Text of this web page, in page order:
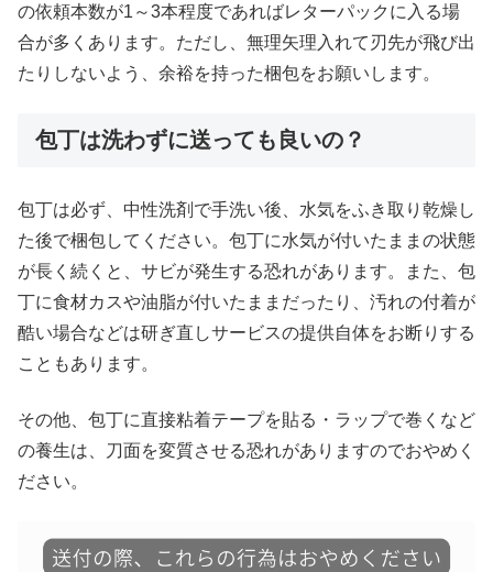
の依頼本数が1～3本程度であればレターパックに入る場
合が多くあります。ただし、無理矢理入れて刃先が飛び出
たりしないよう、余裕を持った梱包をお願いします。
包丁は洗わずに送っても良いの？
包丁は必ず、中性洗剤で手洗い後、水気をふき取り乾燥し
た後で梱包してください。包丁に水気が付いたままの状態
が長く続くと、サビが発生する恐れがあります。また、包
丁に食材カスや油脂が付いたままだったり、汚れの付着が
酷い場合などは研ぎ直しサービスの提供自体をお断りする
こともあります。
その他、包丁に直接粘着テープを貼る・ラップで巻くなど
の養生は、刀面を変質させる恐れがありますのでおやめく
ださい。